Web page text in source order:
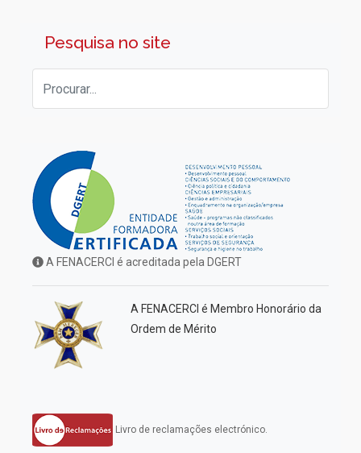
Pesquisa no site
A FENACERCI é acreditada pela DGERT
A FENACERCI é Membro Honorário da
Ordem de Mérito
Livro de reclamações electrónico.